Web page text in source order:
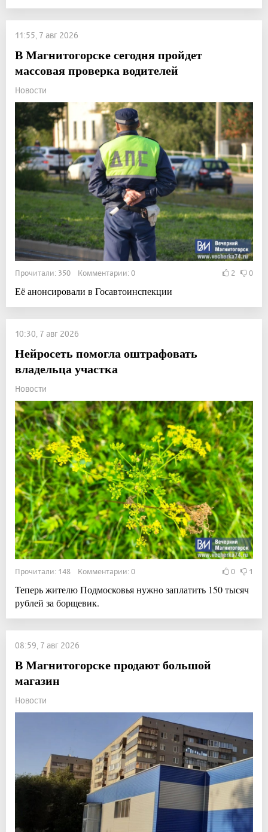
11:55, 7 авг 2026
В Магнитогорске сегодня пройдет
массовая проверка водителей
Новости
Прочитали: 350 Комментарии: 0 2 0
Её анонсировали в Госавтоинспекции
10:30, 7 авг 2026
Нейросеть помогла оштрафовать
владельца участка
Новости
Прочитали: 148 Комментарии: 0 0 1
Теперь жителю Подмосковья нужно заплатить 150 тысяч
рублей за борщевик.
08:59, 7 авг 2026
В Магнитогорске продают большой
магазин
Новости